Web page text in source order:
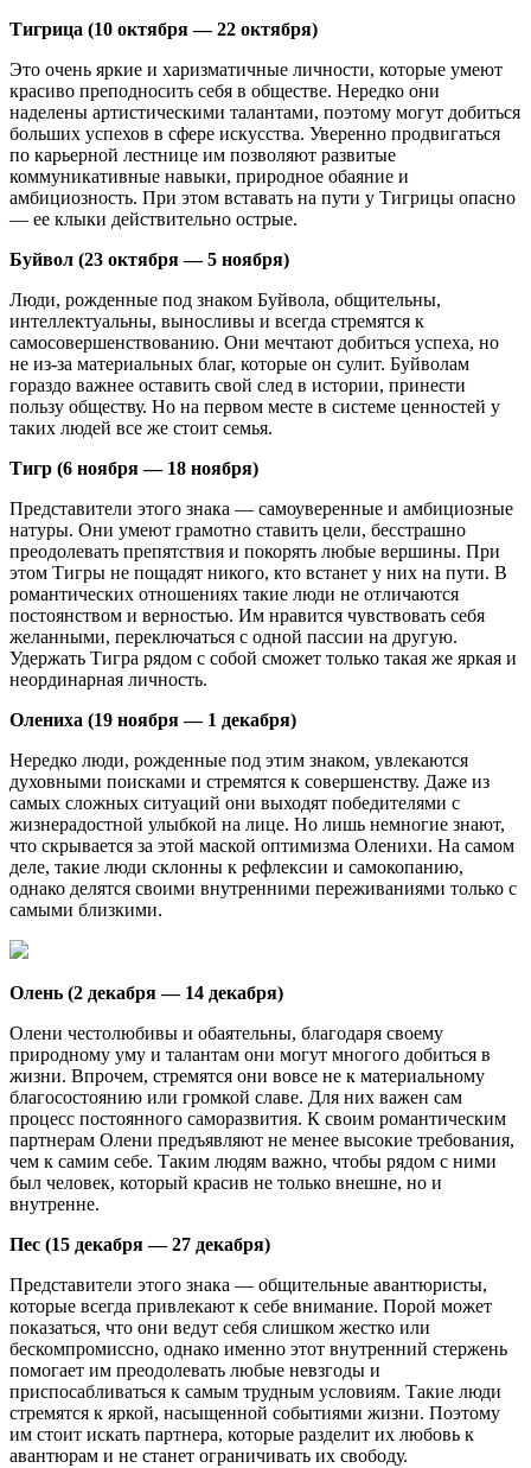
Тигрица (10 октября — 22 октября)
Это очень яркие и харизматичные личности, которые умеют
красиво преподносить себя в обществе. Нередко они
наделены артистическими талантами, поэтому могут добиться
больших успехов в сфере искусства. Уверенно продвигаться
по карьерной лестнице им позволяют развитые
коммуникативные навыки, природное обаяние и
амбициозность. При этом вставать на пути у Тигрицы опасно
— ее клыки действительно острые.
Буйвол (23 октября — 5 ноября)
Люди, рожденные под знаком Буйвола, общительны,
интеллектуальны, выносливы и всегда стремятся к
самосовершенствованию. Они мечтают добиться успеха, но
не из-за материальных благ, которые он сулит. Буйволам
гораздо важнее оставить свой след в истории, принести
пользу обществу. Но на первом месте в системе ценностей у
таких людей все же стоит семья.
Тигр (6 ноября — 18 ноября)
Представители этого знака — самоуверенные и амбициозные
натуры. Они умеют грамотно ставить цели, бесстрашно
преодолевать препятствия и покорять любые вершины. При
этом Тигры не пощадят никого, кто встанет у них на пути. В
романтических отношениях такие люди не отличаются
постоянством и верностью. Им нравится чувствовать себя
желанными, переключаться с одной пассии на другую.
Удержать Тигра рядом с собой сможет только такая же яркая и
неординарная личность.
Олениха (19 ноября — 1 декабря)
Нередко люди, рожденные под этим знаком, увлекаются
духовными поисками и стремятся к совершенству. Даже из
самых сложных ситуаций они выходят победителями с
жизнерадостной улыбкой на лице. Но лишь немногие знают,
что скрывается за этой маской оптимизма Оленихи. На самом
деле, такие люди склонны к рефлексии и самокопанию,
однако делятся своими внутренними переживаниями только с
самыми близкими.
Олень (2 декабря — 14 декабря)
Олени честолюбивы и обаятельны, благодаря своему
природному уму и талантам они могут многого добиться в
жизни. Впрочем, стремятся они вовсе не к материальному
благосостоянию или громкой славе. Для них важен сам
процесс постоянного саморазвития. К своим романтическим
партнерам Олени предъявляют не менее высокие требования,
чем к самим себе. Таким людям важно, чтобы рядом с ними
был человек, который красив не только внешне, но и
внутренне.
Пес (15 декабря — 27 декабря)
Представители этого знака — общительные авантюристы,
которые всегда привлекают к себе внимание. Порой может
показаться, что они ведут себя слишком жестко или
бескомпромиссно, однако именно этот внутренний стержень
помогает им преодолевать любые невзгоды и
приспосабливаться к самым трудным условиям. Такие люди
стремятся к яркой, насыщенной событиями жизни. Поэтому
им стоит искать партнера, которые разделит их любовь к
авантюрам и не станет ограничивать их свободу.